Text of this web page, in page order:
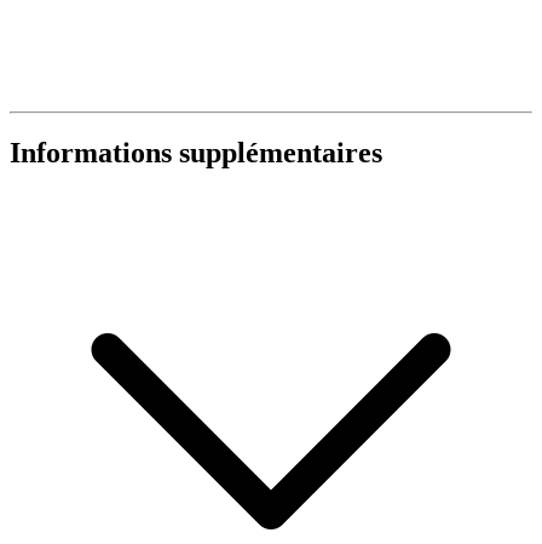
Informations supplémentaires